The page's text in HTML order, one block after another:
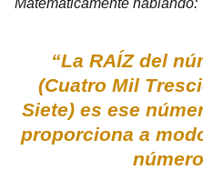
Matemáticamente hablando:
“La RAÍZ del
(Cuatro Mil
Siete) es ese
proporciona a